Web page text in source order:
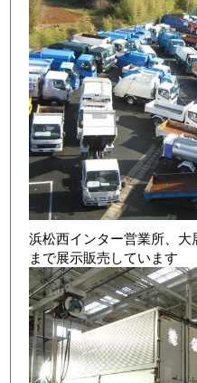
浜松西インター営業所、
まで展示販売しています
店舗写真4